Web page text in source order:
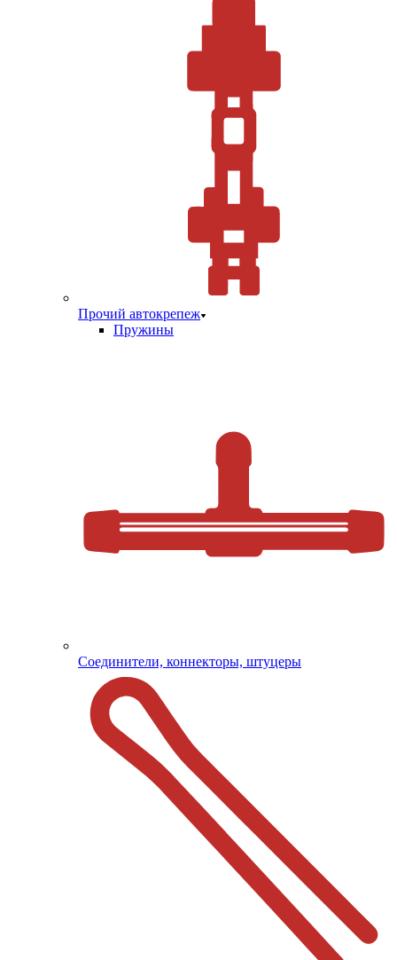
Прочий автокрепеж
Пружины
Соединители, коннекторы, штуцеры